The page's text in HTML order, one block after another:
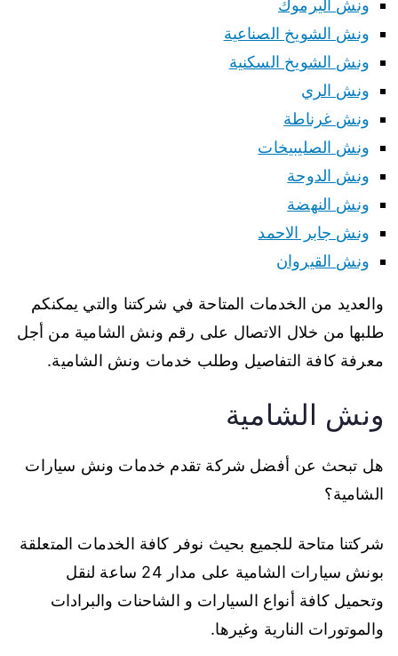
ونش اليرموك
ونش الشويخ الصناعية
ونش الشويخ السكنية
ونش الري
ونش غرناطة
ونش الصليبيخات
ونش الدوحة
ونش النهضة
ونش جابر الاحمد
ونش القيروان
والعديد من الخدمات المتاحة في شركتنا والتي يمكنكم
طلبها من خلال الاتصال على رقم ونش الشامية من أجل
معرفة كافة التفاصيل وطلب خدمات ونش الشامية.
ونش الشامية
هل تبحث عن أفضل شركة تقدم خدمات ونش سيارات
الشامية؟
شركتنا متاحة للجميع بحيث نوفر كافة الخدمات المتعلقة
بونش سيارات الشامية على مدار 24 ساعة لنقل
وتحميل كافة أنواع السيارات و الشاحنات والبرادات
والموتورات النارية وغيرها.